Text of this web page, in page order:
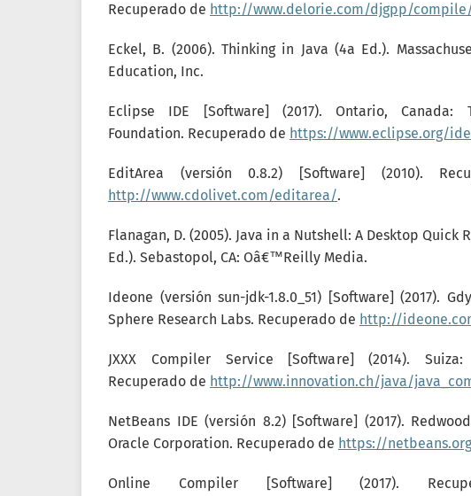
Recuperado de http://www.delorie.com/djgpp/
Eckel, B. (2006). Thinking in Java (4a Ed.).
Education, Inc.
Eclipse IDE [Software] (2017). Ontario, Canada:
Foundation. Recuperado de https://www.eclipse.org/
EditArea (versión 0.8.2) [Software] (2010).
http://www.cdolivet.com/editarea/.
Flanagan, D. (2005). Java in a Nutshell: A Desktop Quick
Ed.). Sebastopol, CA: Oâ€™Reilly Media.
Ideone (versión sun-jdk-1.8.0_51) [Software] (2017).
Sphere Research Labs. Recuperado de http://
JXXX Compiler Service [Software] (2014). Suiza:
Recuperado de http://www.innovation.ch/java/
NetBeans IDE (versión 8.2) [Software] (2017).
Oracle Corporation. Recuperado de https://
Online Compiler [Software] (2017).